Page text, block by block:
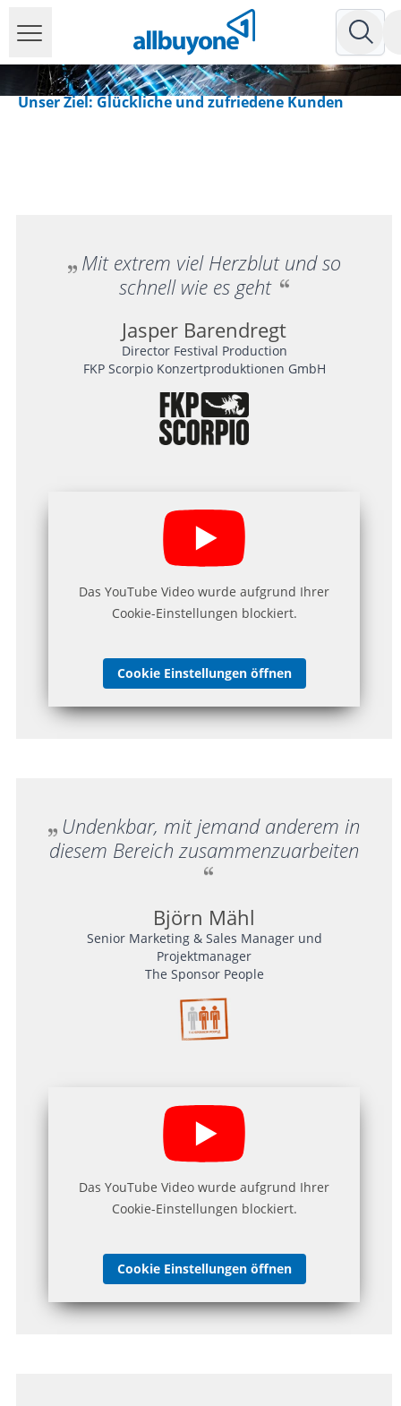
Unser Ziel: Glückliche und zufriedene Kunden
Mit extrem viel Herzblut und so
schnell wie es geht
Jasper Barendregt
Director Festival Production
FKP Scorpio Konzertproduktionen GmbH
Das YouTube Video wurde aufgrund Ihrer
Cookie-Einstellungen blockiert.
Cookie Einstellungen öffnen
Undenkbar, mit jemand anderem in
diesem Bereich zusammenzuarbeiten
Björn Mähl
Senior Marketing & Sales Manager und
Projektmanager
The Sponsor People
Das YouTube Video wurde aufgrund Ihrer
Cookie-Einstellungen blockiert.
Cookie Einstellungen öffnen